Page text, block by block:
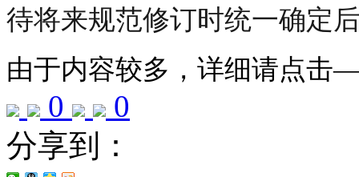
待将来规范修订时统一确定
由于内容较多，详细请点
0
0
分享到：